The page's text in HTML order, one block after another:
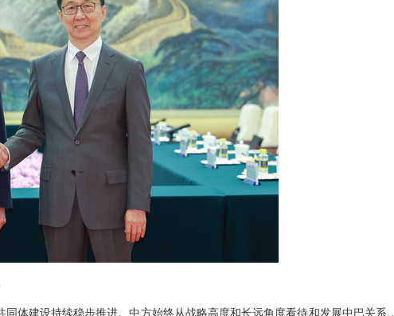
体建设持续稳步推进。中方始终从战略高度和长远角度看待和发展中巴关系，